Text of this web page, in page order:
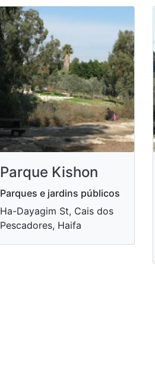
Parque Kishon
Parques e jardins públicos
Ha-Dayagim St, Cais dos
Pescadores, Haifa